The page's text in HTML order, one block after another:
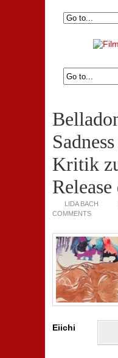
Kritik
LIDA BACH
COMMENTS
Eiichi